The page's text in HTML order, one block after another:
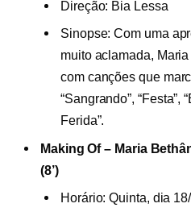
Direção: Bia Lessa
Sinopse: Com uma
muito aclamada,
com canções que
“Sangrando”, “Festa”,
Ferida”.
Making Of – Maria
(8’)
Horário: Quinta, dia